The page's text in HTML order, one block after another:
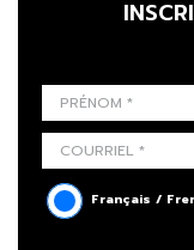
Français /